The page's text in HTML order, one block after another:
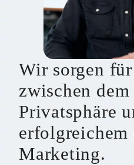
Wir sorgen
zwischen dem
Privatsphäre
Marketing.